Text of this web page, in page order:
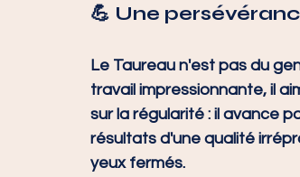
💪 Une
Le Taureau n'est pas du
travail impressionnante, il
sur la régularité : il avance
résultats d'une qualité
yeux fermés.